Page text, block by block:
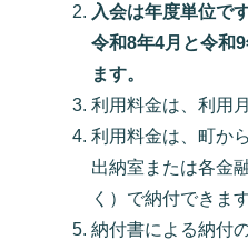
入会は年度単位で
令和8年4月と令和
ます。
利用料金は、利用
利用料金は、町か
出納室または各金
く）で納付できます
納付書による納付